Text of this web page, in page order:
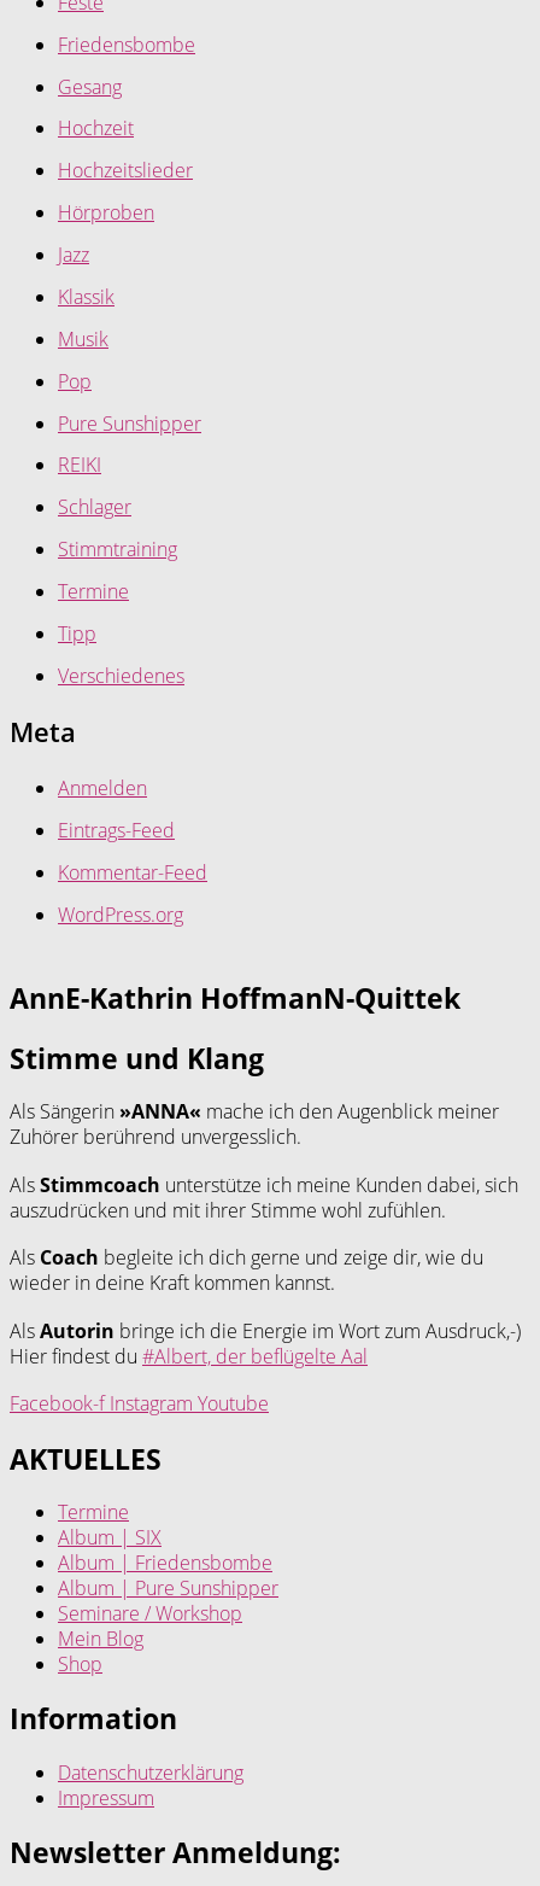
Friedensbombe
Gesang
Hochzeit
Hochzeitslieder
Hörproben
Jazz
Klassik
Musik
Pop
Pure Sunshipper
REIKI
Schlager
Stimmtraining
Termine
Tipp
Verschiedenes
Meta
Anmelden
Eintrags-Feed
Kommentar-Feed
WordPress.org
AnnE-Kathrin HoffmanN-Quittek
Stimme und Klang
Als Sängerin »ANNA« mache ich den Augenblick meiner
Zuhörer berührend unvergesslich.
AlsStimmcoach unterstütze ich meine Kunden dabei, sich
auszudrücken und mit ihrer Stimme wohl zufühlen.
Als Coach begleite ich dich gerne und zeige dir, wie du
wieder in deine Kraft kommen kannst.
AlsAutorin bringe ich die Energie im Wort zum Ausdruck,-)
Hier findest du #Albert, der beflügelte Aal
Facebook-f Instagram Youtube
AKTUELLES
Termine
Album | SIX
Album | Friedensbombe
Album | Pure Sunshipper
Seminare / Workshop
Mein Blog
Shop
Information
Datenschutzerklärung
Impressum
Newsletter Anmeldung: